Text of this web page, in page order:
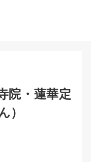
院・蓮華定
）